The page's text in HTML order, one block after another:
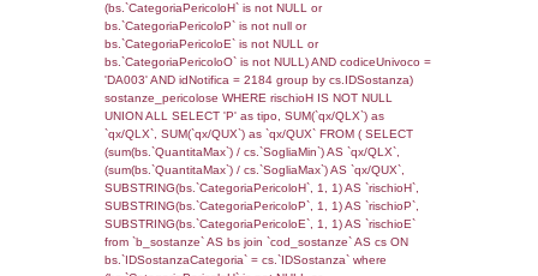
f_territori_limitrofi.Direzione,
f_territori_limitrofi.Denominazione,
rofi.DescAltro FROM f_territori_limitrofi
cod_territori_tipologia ON
(f_territori_limitrofi.IDTipologiaTerritorio =
cod_territori_tipologia.IDTipologiaTerritorio)
(f_territori_limitrofi.IDTipoTerritorio =
cod_territori_tipologia.IDTerritorioTP)
(((f_territori_limitrofi.IDNotifica)=5367) AND